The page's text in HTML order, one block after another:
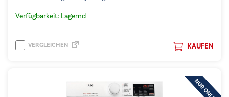
Verfügbarkeit: Lagernd
KAUFEN
VERGLEICHEN